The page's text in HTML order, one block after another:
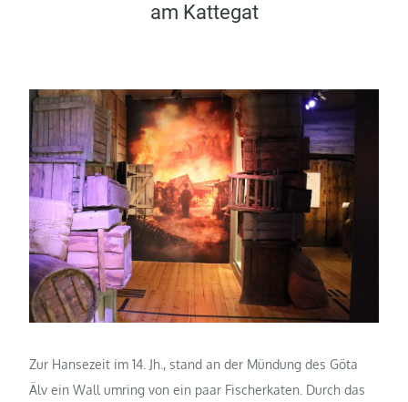
am Kattegat
Zur Hansezeit im 14. Jh., stand an der Mündung des Göta
Älv ein Wall umring von ein paar Fischerkaten. Durch das